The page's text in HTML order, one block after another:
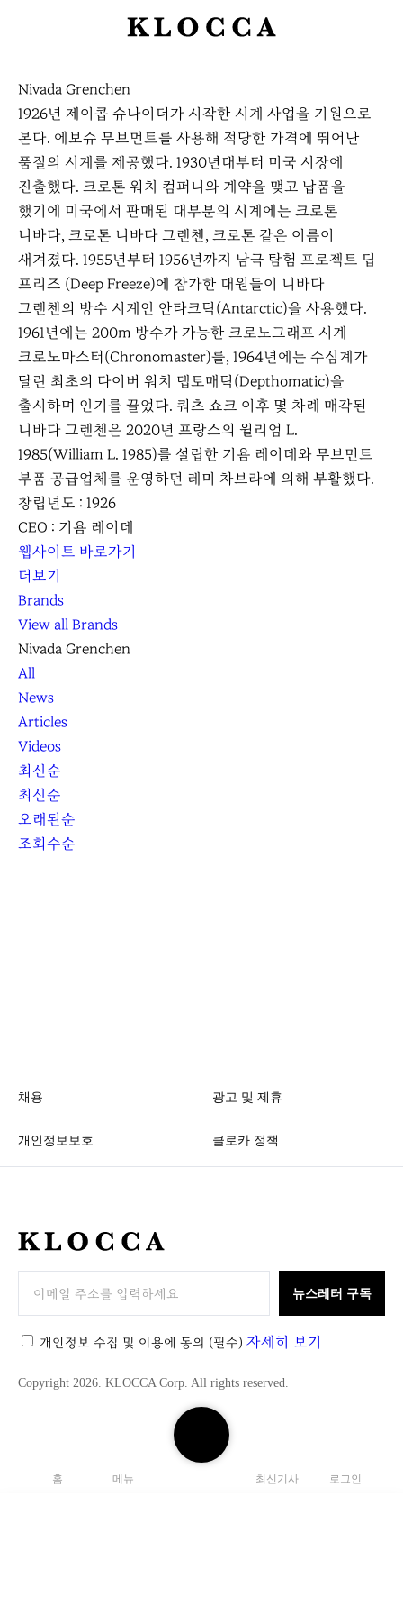
K
C
C
A
검
색
홈 메뉴 최신기사 로그인
Nivada Grenchen
1926년 제이콥 슈나이더가 시작한 시계 사업을 기원으로
본다. 에보슈 무브먼트를 사용해 적당한 가격에 뛰어난
품질의 시계를 제공했다. 1930년대부터 미국 시장에
진출했다. 크로톤 워치 컴퍼니와 계약을 맺고 납품을
했기에 미국에서 판매된 대부분의 시계에는 크로톤
니바다, 크로톤 니바다 그렌첸, 크로톤 같은 이름이
새겨졌다. 1955년부터 1956년까지 남극 탐험 프로젝트 딥
프리즈 (Deep Freeze)에 참가한 대원들이 니바다
그렌첸의 방수 시계인 안타크틱(Antarctic)을 사용했다.
1961년에는 200m 방수가 가능한 크로노그래프 시계
크로노마스터(Chronomaster)를, 1964년에는 수심계가
달린 최초의 다이버 워치 뎁토매틱(Depthomatic)을
출시하며 인기를 끌었다. 쿼츠 쇼크 이후 몇 차례 매각된
니바다 그렌첸은 2020년 프랑스의 윌리엄 L.
1985(William L. 1985)를 설립한 기욤 레이데와 무브먼트
부품 공급업체를 운영하던 레미 차브라에 의해 부활했다.
창립년도 : 1926
CEO : 기욤 레이데
웹사이트 바로가기
더보기
Brands
View all Brands
Nivada Grenchen
All
News
Articles
Videos
최신순
최신순
오래된순
조회수순
채용 광고 및 제휴
개인정보보호 클로카 정책
K
C
뉴스레터 구독
개인정보 수집 및 이용에 동의 (필수) 자세히 보기
Copyright 2026. KLOCCA Corp. All rights reserved.